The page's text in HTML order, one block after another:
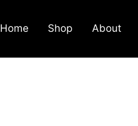
Home Shop About